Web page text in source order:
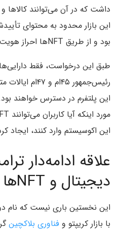
داشت که در آن می‌توانند کالاها و
این بازار محدود به محتوای
بود و از طریق NFTها احراز هویت می‌شود.
طبق این درخواست، فقط
رئیس‌جمهور
این پلتفرم در دسترس خواهند
این اکوسیستم وارد کنند، ایجاد
علاقه ادامه‌دار
دیجیتال و NFTها
این نخستین باری نیست که نام
با بازار کریپتو و فناوری بلاکچین